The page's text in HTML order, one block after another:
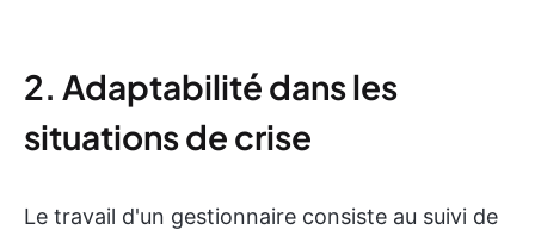
2. Adaptabilité dans les
situations de crise
Le travail d'un gestionnaire consiste au suivi de